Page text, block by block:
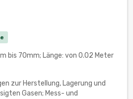
bis 70mm; Länge: von 0.02 Meter
zur Herstellung, Lagerung und
Gasen; Mess- und